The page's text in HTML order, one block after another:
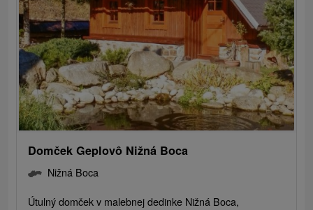
Domček Geplovô Nižná Boca
Nižná Boca
Útulný domček v malebnej dedinke Nižná Boca,